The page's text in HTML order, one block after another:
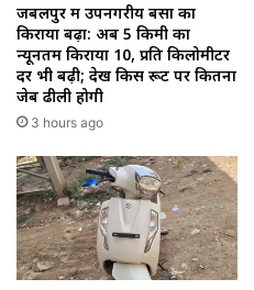
जबलपुर में उपनगरीय बसों का
किराया बढ़ा: अब 5 किमी का
न्यूनतम किराया ₹10, प्रति किलोमीटर
दर भी बढ़ी; देखें किस रूट पर कितना
जेब ढीली होगी
3 hours ago